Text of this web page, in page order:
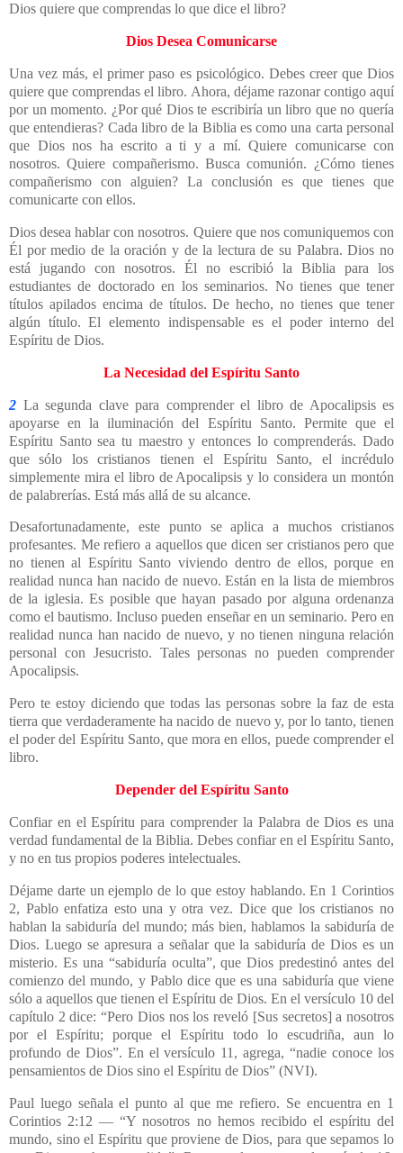
Dios quiere que comprendas lo que dice el libro?
Dios Desea Comunicarse
Una vez más, el primer paso es psicológico. Debes creer que Dios
quiere que comprendas el libro. Ahora, déjame razonar contigo aquí
por un momento. ¿Por qué Dios te escribiría un libro que no quería
que entendieras? Cada libro de la Biblia es como una carta personal
que Dios nos ha escrito a ti y a mí. Quiere comunicarse con
nosotros. Quiere compañerismo. Busca comunión. ¿Cómo tienes
compañerismo con alguien? La conclusión es que tienes que
comunicarte con ellos.
Dios desea hablar con nosotros. Quiere que nos comuniquemos con
Él por medio de la oración y de la lectura de su Palabra. Dios no
está jugando con nosotros. Él no escribió la Biblia para los
estudiantes de doctorado en los seminarios. No tienes que tener
títulos apilados encima de títulos. De hecho, no tienes que tener
algún título. El elemento indispensable es el poder interno del
Espíritu de Dios.
La Necesidad del Espíritu Santo
2 La segunda clave para comprender el libro de Apocalipsis es
apoyarse en la iluminación del Espíritu Santo. Permite que el
Espíritu Santo sea tu maestro y entonces lo comprenderás. Dado
que sólo los cristianos tienen el Espíritu Santo, el incrédulo
simplemente mira el libro de Apocalipsis y lo considera un montón
de palabrerías. Está más allá de su alcance.
Desafortunadamente, este punto se aplica a muchos cristianos
profesantes. Me refiero a aquellos que dicen ser cristianos pero que
no tienen al Espíritu Santo viviendo dentro de ellos, porque en
realidad nunca han nacido de nuevo. Están en la lista de miembros
de la iglesia. Es posible que hayan pasado por alguna ordenanza
como el bautismo. Incluso pueden enseñar en un seminario. Pero en
realidad nunca han nacido de nuevo, y no tienen ninguna relación
personal con Jesucristo. Tales personas no pueden comprender
Apocalipsis.
Pero te estoy diciendo que todas las personas sobre la faz de esta
tierra que verdaderamente ha nacido de nuevo y, por lo tanto, tienen
el poder del Espíritu Santo, que mora en ellos, puede comprender el
libro.
Depender del Espíritu Santo
Confiar en el Espíritu para comprender la Palabra de Dios es una
verdad fundamental de la Biblia. Debes confiar en el Espíritu Santo,
y no en tus propios poderes intelectuales.
Déjame darte un ejemplo de lo que estoy hablando. En 1 Corintios
2, Pablo enfatiza esto una y otra vez. Dice que los cristianos no
hablan la sabiduría del mundo; más bien, hablamos la sabiduría de
Dios. Luego se apresura a señalar que la sabiduría de Dios es un
misterio. Es una “sabiduría oculta”, que Dios predestinó antes del
comienzo del mundo, y Pablo dice que es una sabiduría que viene
sólo a aquellos que tienen el Espíritu de Dios. En el versículo 10 del
capítulo 2 dice: “Pero Dios nos los reveló [Sus secretos] a nosotros
por el Espíritu; porque el Espíritu todo lo escudriña, aun lo
profundo de Dios”. En el versículo 11, agrega, “nadie conoce los
pensamientos de Dios sino el Espíritu de Dios” (NVI).
Paul luego señala el punto al que me refiero. Se encuentra en 1
Corintios 2:12 — “Y nosotros no hemos recibido el espíritu del
mundo, sino el Espíritu que proviene de Dios, para que sepamos lo